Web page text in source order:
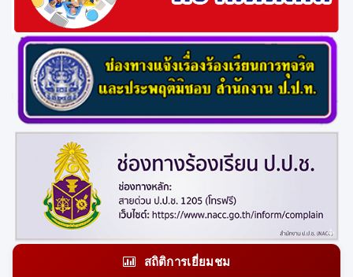
สถิติการเยี่ยมชม